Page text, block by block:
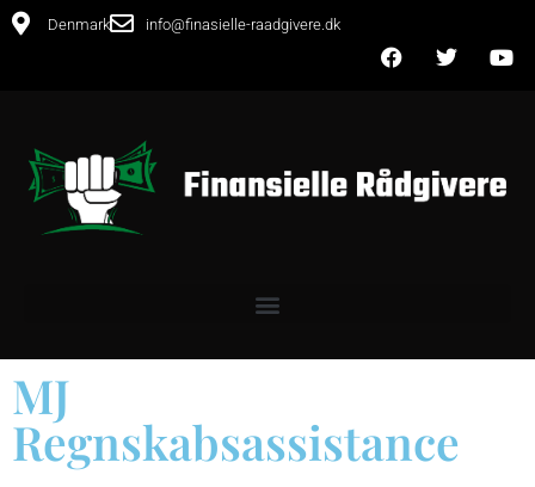
Denmark info@finasielle-raadgivere.dk
MJ
Regnskabsassistance